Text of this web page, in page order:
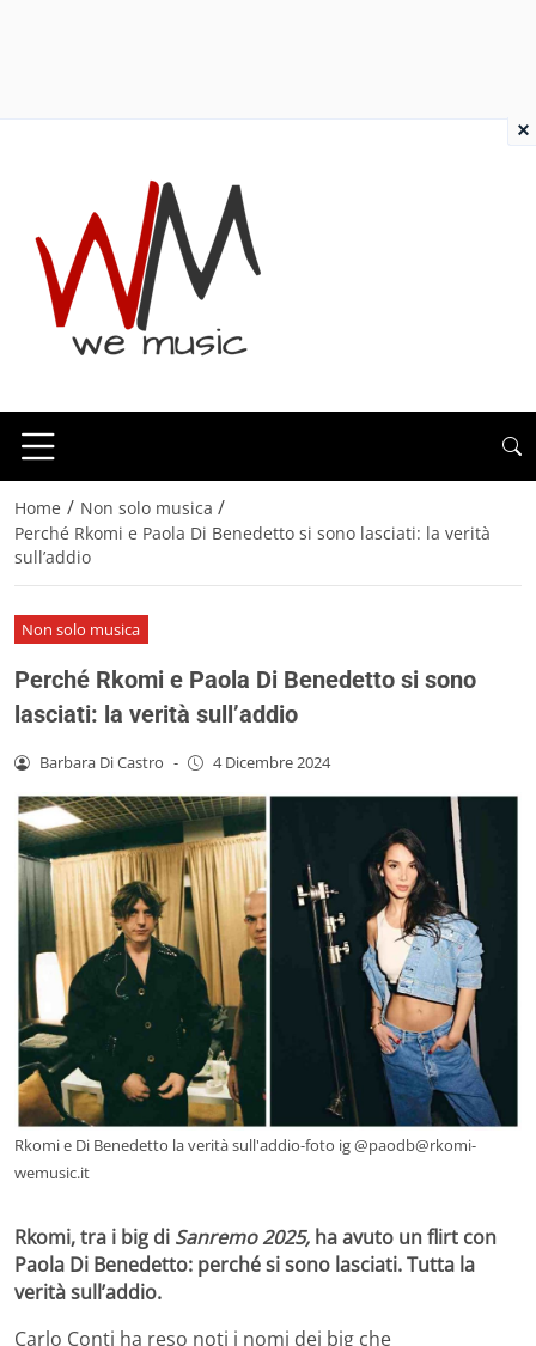
Home / Non solo musica /
Perché Rkomi e Paola Di Benedetto si sono lasciati: la verità
sull’addio
Non solo musica
Perché Rkomi e Paola Di Benedetto si sono
lasciati: la verità sull’addio
Barbara Di Castro - 4 Dicembre 2024
Rkomi e Di Benedetto la verità sull'addio-foto ig @paodb@rkomi-
wemusic.it
Rkomi, tra i big di Sanremo 2025, ha avuto un flirt con
Paola Di Benedetto: perché si sono lasciati. Tutta la
verità sull’addio.
Carlo Conti ha reso noti i nomi dei big che
×